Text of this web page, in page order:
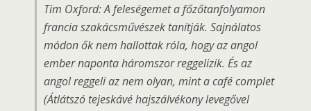
Tim Oxford: A feleségemet a főzőtanfolyamon
francia szakácsművészek tanítják. Sajnálatos
módon ők nem hallottak róla, hogy az angol
ember naponta háromszor reggelizik. És az
angol reggeli az nem olyan, mint a café complet
(Átlátszó tejeskávé hajszálvékony levegővel